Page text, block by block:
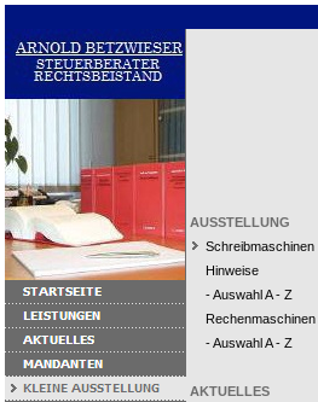
AUSSTELLUNG
Schreibmaschinen
Hinweise
- Auswahl A - Z
Rechenmaschinen
- Auswahl A - Z
AKTUELLES